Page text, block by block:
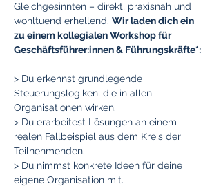
Gleichgesinnten – direkt, praxisnah und
wohltuend erhellend. Wir laden dich ein
zu einem kollegialen Workshop für
Geschäftsführer:innen & Führungskräfte*:
> Du erkennst grundlegende
Steuerungslogiken, die in allen
Organisationen wirken.
> Du erarbeitest Lösungen an einem
realen Fallbeispiel aus dem Kreis der
Teilnehmenden.
> Du nimmst konkrete Ideen für deine
eigene Organisation mit.